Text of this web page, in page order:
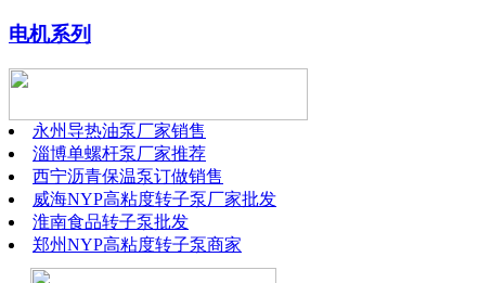
电机系列
永州导热油泵厂家销售
淄博单螺杆泵厂家推荐
西宁沥青保温泵订做销售
威海NYP高粘度转子泵厂家批发
淮南食品转子泵批发
郑州NYP高粘度转子泵商家